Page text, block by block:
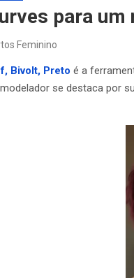
para
Feminino
Bivolt, Preto é a
se destaca por